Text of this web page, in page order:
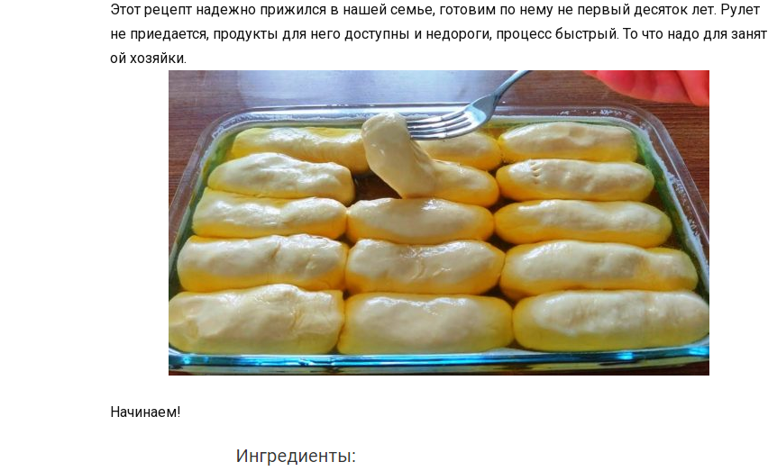
Этот рецепт надежно прижился в нашей семье, готовим по нему не первый десяток лет. Рулет
не приедается, продукты для него доступны и недороги, процесс быстрый. То что надо для занят
ой хозяйки.
Начинаем!